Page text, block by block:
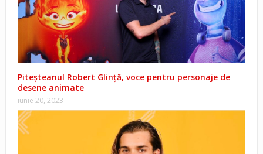
Piteșteanul Robert Glință, voce pentru personaje de
desene animate
iunie 20, 2023